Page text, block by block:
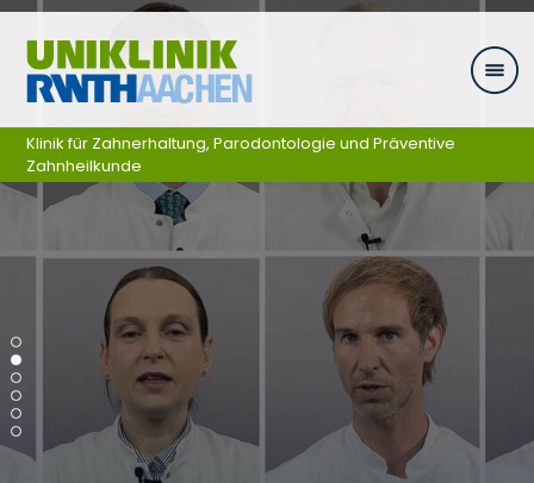
Ga naar navigatie
Klinik für Zahnerhaltung, Parodontologie und Präventive
Zahnheilkunde